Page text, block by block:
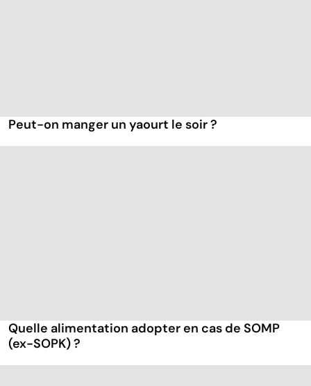
Peut-on manger un yaourt le soir ?
Quelle alimentation adopter en cas de SOMP
(ex-SOPK) ?